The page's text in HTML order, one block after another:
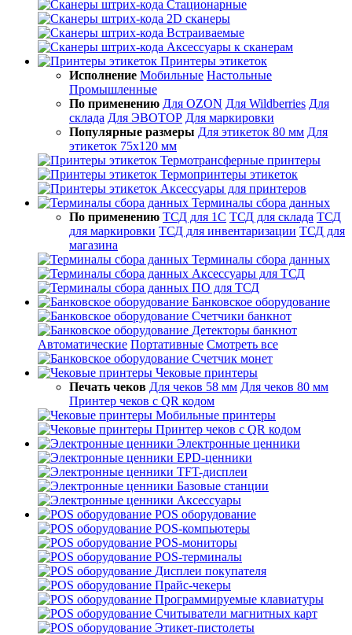
Стационарные
2D сканеры
Встраиваемые
Аксессуары к сканерам
Принтеры этикеток
Исполнение Мобильные Настольные
Промышленные
По применению Для OZON Для Wildberries Для
склада Для ЭВОТОР Для маркировки
Популярные размеры Для этикеток 80 мм Для
этикеток 75х120 мм
Термотрансферные принтеры
Термопринтеры этикеток
Аксессуары для принтеров
Терминалы сбора данных
По применению ТСД для 1С ТСД для склада ТСД
для маркировки ТСД для инвентаризации ТСД для
магазина
Терминалы сбора данных
Аксессуары для ТСД
ПО для ТСД
Банковское оборудование
Счетчики банкнот
Детекторы банкнот
Автоматические Портативные Смотреть все
Счетчик монет
Чековые принтеры
Печать чеков Для чеков 58 мм Для чеков 80 мм
Принтер чеков с QR кодом
Мобильные принтеры
Принтер чеков с QR кодом
Электронные ценники
EPD-ценники
TFT-дисплеи
Базовые станции
Аксессуары
POS оборудование
POS-компьютеры
POS-мониторы
POS-терминалы
Дисплеи покупателя
Прайс-чекеры
Программируемые клавиатуры
Считыватели магнитных карт
Этикет-пистолеты